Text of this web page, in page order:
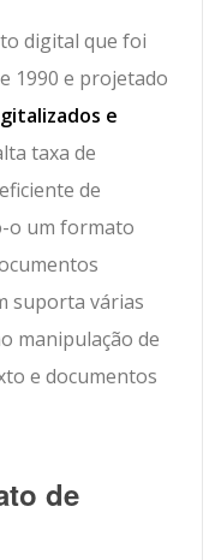
digital que foi
1990 e projetado
e
taxa de
de
o um formato
suporta várias
manipulação de
e documentos
de